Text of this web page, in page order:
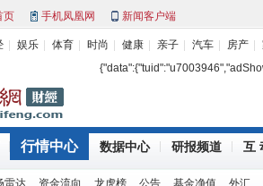
页 手机凤凰网 新闻客户端
娱乐 体育 时尚 健康 亲子 汽车 房产
行情中心 数据中心 研报频道 互
雷达 资金流向 龙虎榜 公告 基金净值 外汇